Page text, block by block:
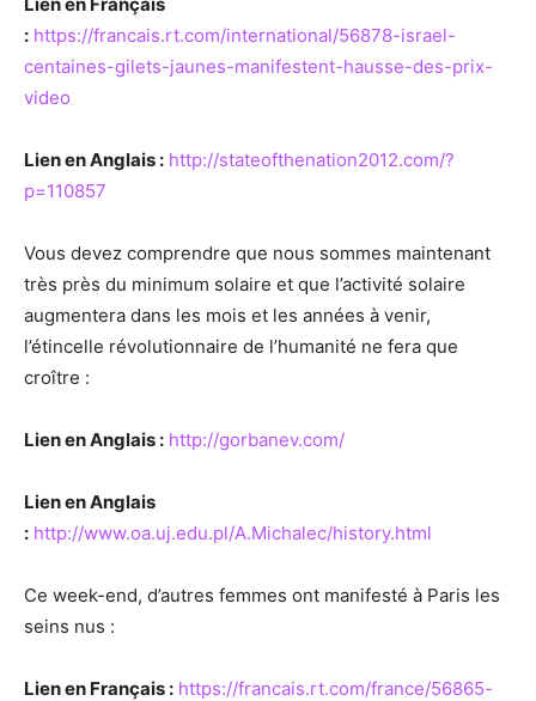
: https://francais.rt.com/international/56878-israel-
centaines-gilets-jaunes-manifestent-hausse-des-prix-
video
Lien en Anglais : http://stateofthenation2012.com/?
p=110857
Vous devez comprendre que nous sommes maintenant
très près du minimum solaire et que l’activité solaire
augmentera dans les mois et les années à venir,
l’étincelle révolutionnaire de l’humanité ne fera que
croître :
Lien en Anglais : http://gorbanev.com/
Lien en Anglais
: http://www.oa.uj.edu.pl/A.Michalec/history.html
Ce week-end, d’autres femmes ont manifesté à Paris les
seins nus :
Lien en Français : https://francais.rt.com/france/56865-